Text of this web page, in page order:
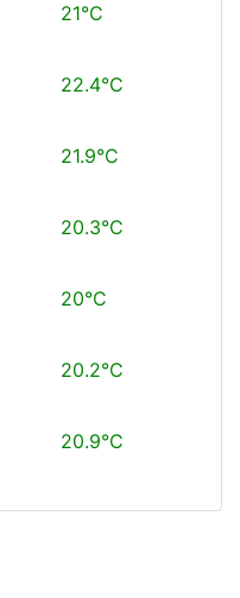
21°C
22.4°C
21.9°C
20.3°C
20°C
20.2°C
20.9°C